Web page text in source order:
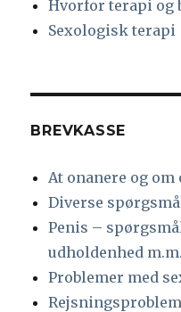
Hvorfor terapi og
Sexologisk terapi
BREVKASSE
At onanere og om
Diverse
Penis –
udholdenhed m.m.
Problemer med